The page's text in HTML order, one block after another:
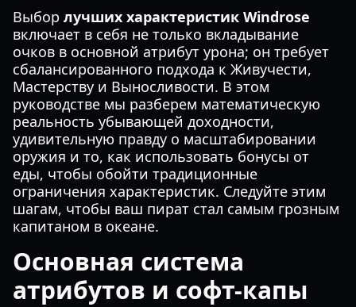
Выбор лучших характеристик Windrose
включает в себя не только вкладывание
очков в основной атрибут урона; он требует
сбалансированного подхода к Живучести,
Мастерству и Выносливости. В этом
руководстве мы разберем математическую
реальность убывающей доходности,
удивительную правду о масштабировании
оружия и то, как использовать бонусы от
еды, чтобы обойти традиционные
ограничения характеристик. Следуйте этим
шагам, чтобы ваш пират стал самым грозным
капитаном в океане.
Основная система
атрибутов и софт-капы